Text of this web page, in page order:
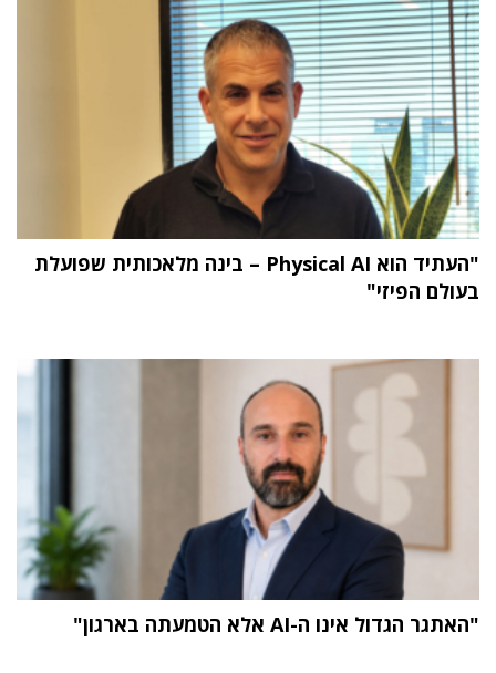
"העתיד הוא Physical AI – בינה מלאכותית שפועלת
בעולם הפיזי"
"האתגר הגדול אינו ה-AI אלא הטמעתה בארגון"